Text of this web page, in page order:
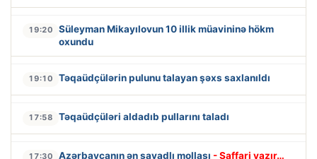
19:20
Süleyman Mikayılovun 10 illik müavininə hökm
oxundu
19:10 Təqaüdçülərin pulunu talayan şəxs saxlanıldı
17:58 Təqaüdçüləri aldadıb pullarını taladı
17:30 Azərbaycanın ən savadlı mollası - Saffari yazır…